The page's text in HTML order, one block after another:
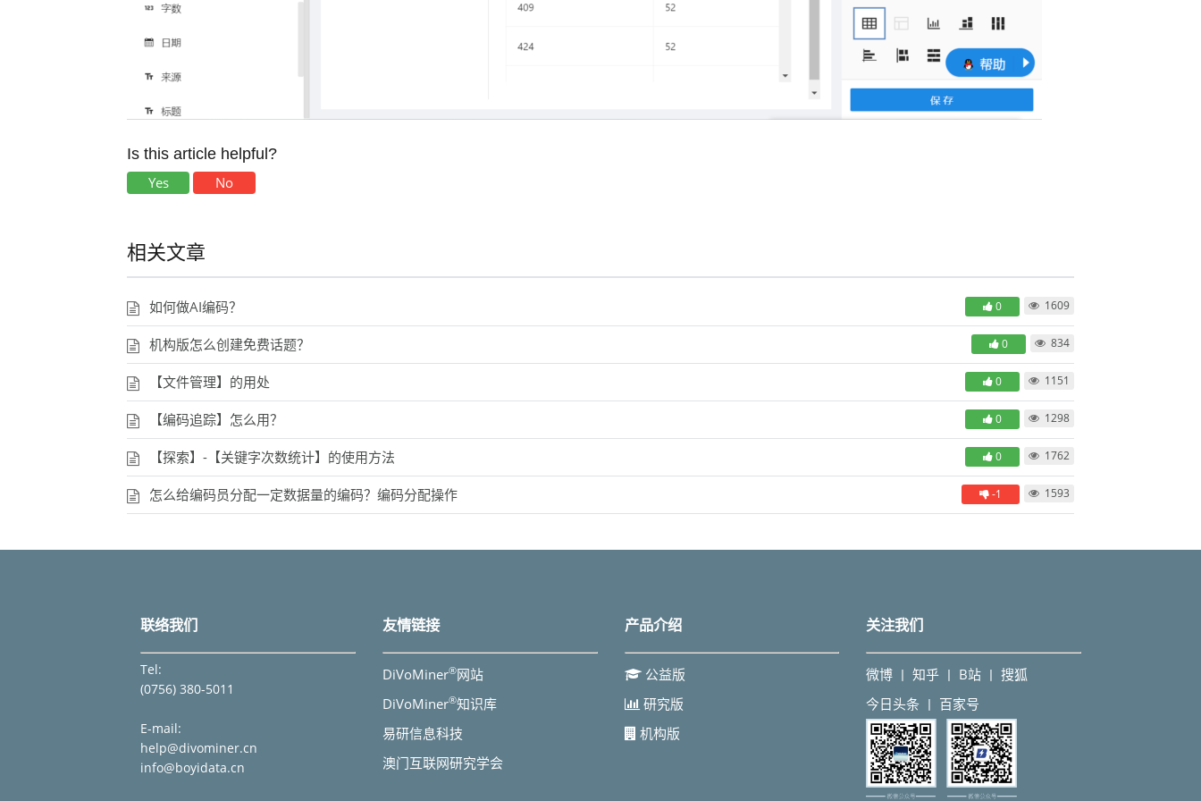
Is this article helpful?
Yes
No
相关文章
如何做AI编码？ 0 1609
机构版怎么创建免费话题？ 0 834
【文件管理】的用处 0 1151
【编码追踪】怎么用？ 0 1298
【探索】-【关键字次数统计】的使用方法 0 1762
怎么给编码员分配一定数据量的编码？编码分配操作 -1 1593
联络我们
Tel:
(0756) 380-5011
E-mail:
help@divominer.cn
info@boyidata.cn
友情链接
DiVoMiner®网站
DiVoMiner®知识库
易研信息科技
澳门互联网研究学会
产品介绍
公益版
研究版
机构版
关注我们
微博 丨知乎 丨 B站 丨搜狐
今日头条 丨 百家号